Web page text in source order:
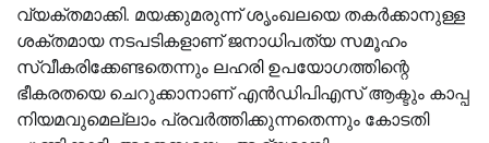
വ്യക്തമാക്കി. മയക്കുമരുന്ന് ശൃംഖലയെ തകർക്കാനുള്ള
ശക്തമായ നടപടികളാണ് ജനാധിപത്യ സമൂഹം
സ്വീകരിക്കേണ്ടതെന്നും ലഹരി ഉപയോഗത്തിന്റെ
ഭീകരതയെ ചെറുക്കാനാണ് എൻഡിപിഎസ് ആക്ടും കാപ്പ
നിയമവുമെല്ലാം പ്രവർത്തിക്കുന്നതെന്നും കോടതി